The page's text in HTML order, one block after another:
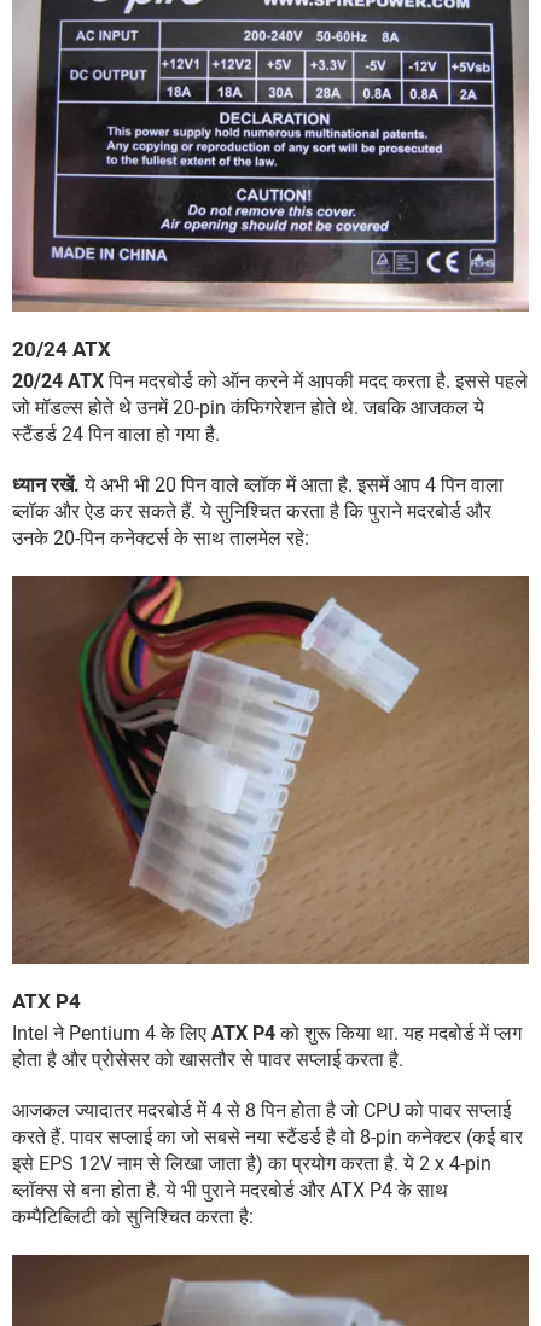
20/24 ATX
20/24 ATXपिन मदरबोर्ड को ऑन करने में आपकी मदद करता है. इससे पहले
जो मॉडल्स होते थे उनमें 20-pin कंफिगरेशन होते थे. जबकि आजकल ये
स्टैंडर्ड 24 पिन वाला हो गया है.
ध्यान रखें. ये अभी भी 20 पिन वाले ब्लॉक में आता है. इसमें आप 4 पिन वाला
ब्लॉक और ऐड कर सकते हैं. ये सुनिश्चित करता है कि पुराने मदरबोर्ड और
उनके 20-पिन कनेक्टर्स के साथ तालमेल रहे:
ATX P4
Intel ने Pentium 4 के लिए ATX P4को शुरू किया था. यह मदबोर्ड में प्लग
होता है और प्रोसेसर को खासतौर से पावर सप्लाई करता है.
आजकल ज्यादातर मदरबोर्ड में 4 से 8 पिन होता है जो CPU को पावर सप्लाई
करते हैं. पावर सप्लाई का जो सबसे नया स्टैंडर्ड है वो 8-pin कनेक्टर (कई बार
इसे EPS 12V नाम से लिखा जाता है) का प्रयोग करता है. ये 2 x 4-pin
ब्लॉक्स से बना होता है. ये भी पुराने मदरबोर्ड और ATX P4 के साथ
कम्पैटिब्लिटी को सुनिश्चित करता है: